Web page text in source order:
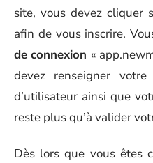
site, vous devez cliquer
afin de vous inscrire.
de connexion «
devez renseigner
d’utilisateur ainsi que
reste plus qu’à valider
Dès lors que vous êtes